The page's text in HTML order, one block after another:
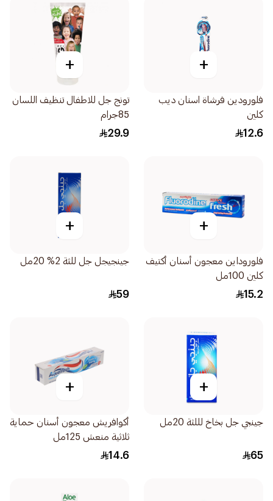
+
فلورودين فرشاة اسنان ديب
كلين
12.6
+
تونج جل للاطفال تنظيف اللسان
85جرام
29.9
+
فلوروداين معجون أسنان أكتيف
كلين 100مل
15.2
+
جينجيجل جل للثة 2% 20مل
59
+
جينجي جل بخاخ لللثة 20مل
65
+
أكوافريش معجون أسنان حماية
ثلاثية منعش 125مل
14.6